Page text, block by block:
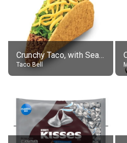
Crunchy Taco, with Seasoned Beef
Taco Bell